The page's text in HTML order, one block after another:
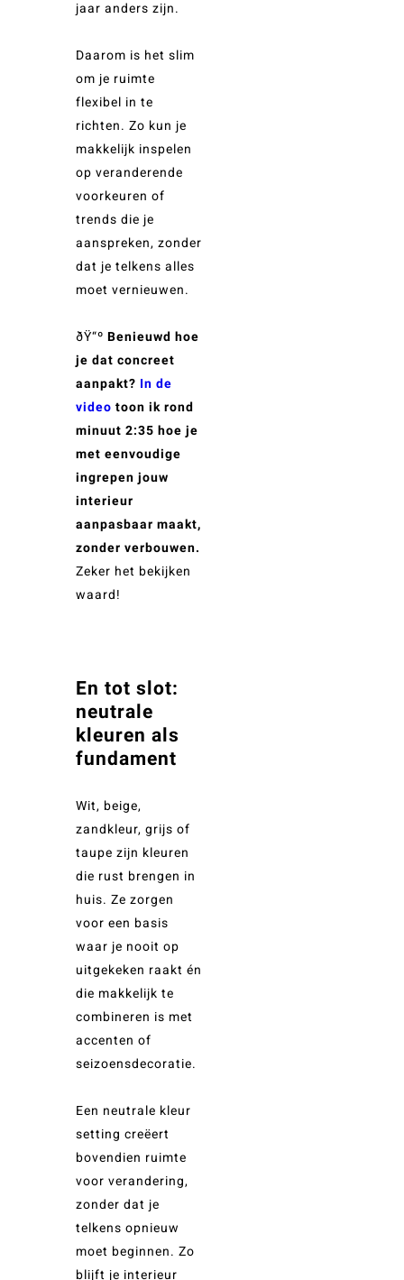
jaar anders zijn.
Daarom is het slim
om je ruimte
flexibel in te
richten. Zo kun je
makkelijk inspelen
op veranderende
voorkeuren of
trends die je
aanspreken, zonder
dat je telkens alles
moet vernieuwen.
ðŸ“º Benieuwd hoe
je dat concreet
aanpakt? In de
video toon ik rond
minuut 2:35 hoe je
met eenvoudige
ingrepen jouw
interieur
aanpasbaar maakt,
zonder verbouwen.
Zeker het bekijken
waard!
En tot slot:
neutrale
kleuren als
fundament
Wit, beige,
zandkleur, grijs of
taupe zijn kleuren
die rust brengen in
huis. Ze zorgen
voor een basis
waar je nooit op
uitgekeken raakt én
die makkelijk te
combineren is met
accenten of
seizoensdecoratie.
Een neutrale kleur
setting creëert
bovendien ruimte
voor verandering,
zonder dat je
telkens opnieuw
moet beginnen. Zo
blijft je interieur